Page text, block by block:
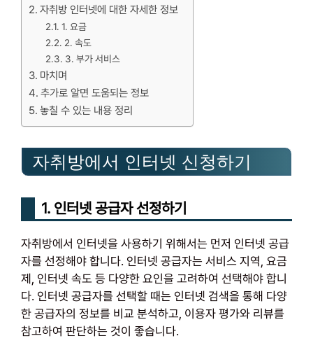
자취방 인터넷에 대한 자세한 정보
1. 요금
2. 속도
3. 부가 서비스
마치며
추가로 알면 도움되는 정보
놓칠 수 있는 내용 정리
자취방에서 인터넷 신청하기
1. 인터넷 공급자 선정하기
자취방에서 인터넷을 사용하기 위해서는 먼저 인터넷 공급
자를 선정해야 합니다. 인터넷 공급자는 서비스 지역, 요금
제, 인터넷 속도 등 다양한 요인을 고려하여 선택해야 합니
다. 인터넷 공급자를 선택할 때는 인터넷 검색을 통해 다양
한 공급자의 정보를 비교 분석하고, 이용자 평가와 리뷰를
참고하여 판단하는 것이 좋습니다.